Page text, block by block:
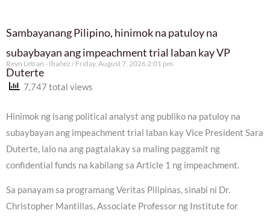
Sambayanang Pilipino, hinimok na patuloy na
subaybayan ang impeachment trial laban kay VP
Duterte
Reyn Letran - Ibañez Friday, August 7, 2026 2:01 pm
7,747 total views
Hinimok ng isang political analyst ang publiko na patuloy na
subaybayan ang impeachment trial laban kay Vice President Sara
Duterte, lalo na ang pagtalakay sa maling paggamit ng
confidential funds na kabilang sa Article 1 ng impeachment.
Sa panayam sa programang Veritas Pilipinas, sinabi ni Dr.
Christopher Mantillas, Associate Professor ng Institute for